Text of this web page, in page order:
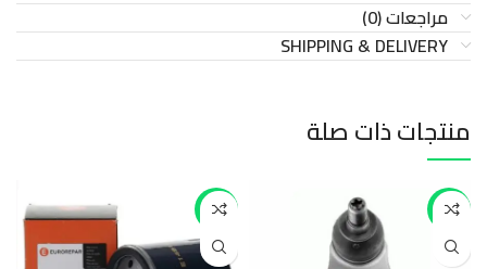
مراجعات (0)
SHIPPING & DELIVERY
منتجات ذات صلة
-45%
-47%